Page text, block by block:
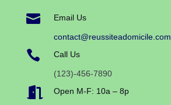
 Email Us
contact@reussiteadomicile.com
 Call Us
(123)-456-7890
 Open M-F: 10a – 8p